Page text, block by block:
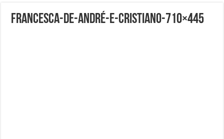
Francesca-De-André-e-Cristiano-710×445